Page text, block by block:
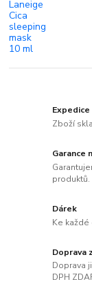
Zboží
Garance
produktů.
Dárek
Ke
Doprava
Doprava
DPH